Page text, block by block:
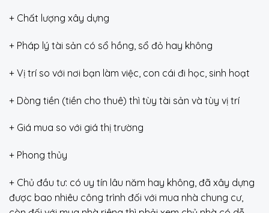
+ Chất lượng xây dựng
+ Pháp lý tài sản có sổ hồng, sổ đỏ hay không
+ Vị trí so với nơi bạn làm việc, con cái đi học, sinh hoạt
+ Dòng tiền (tiền cho thuê) thì tùy tài sản và tùy vị trí
+ Giá mua so với giá thị trường
+ Phong thủy
+ Chủ đầu tư: có uy tín lâu năm hay không, đã xây dựng
được bao nhiêu công trình đối với mua nhà chung cư,